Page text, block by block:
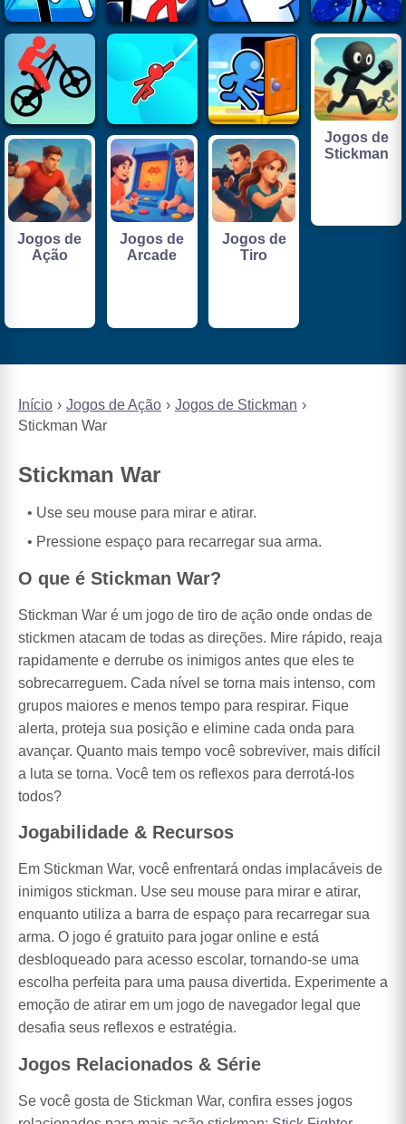
Início Jogos de Ação
Jogos de Stickman
Stickman War
Stickman War
Use seu mouse para mirar e atirar.
Pressione espaço para recarregar sua arma.
O que é Stickman War?
Stickman War é um jogo de tiro de ação onde ondas de
stickmen atacam de todas as direções. Mire rápido, reaja
rapidamente e derrube os inimigos antes que eles te
sobrecarreguem. Cada nível se torna mais intenso, com
grupos maiores e menos tempo para respirar. Fique
alerta, proteja sua posição e elimine cada onda para
avançar. Quanto mais tempo você sobreviver, mais difícil
a luta se torna. Você tem os reflexos para derrotá-los
todos?
Jogabilidade & Recursos
Em Stickman War, você enfrentará ondas implacáveis de
inimigos stickman. Use seu mouse para mirar e atirar,
enquanto utiliza a barra de espaço para recarregar sua
arma. O jogo é gratuito para jogar online e está
desbloqueado para acesso escolar, tornando-se uma
escolha perfeita para uma pausa divertida. Experimente a
emoção de atirar em um jogo de navegador legal que
desafia seus reflexos e estratégia.
Jogos Relacionados & Série
Se você gosta de Stickman War, confira esses jogos
Jogos de
Stickman
Jogos de
Ação
Jogos de
Arcade
Jogos de
Tiro